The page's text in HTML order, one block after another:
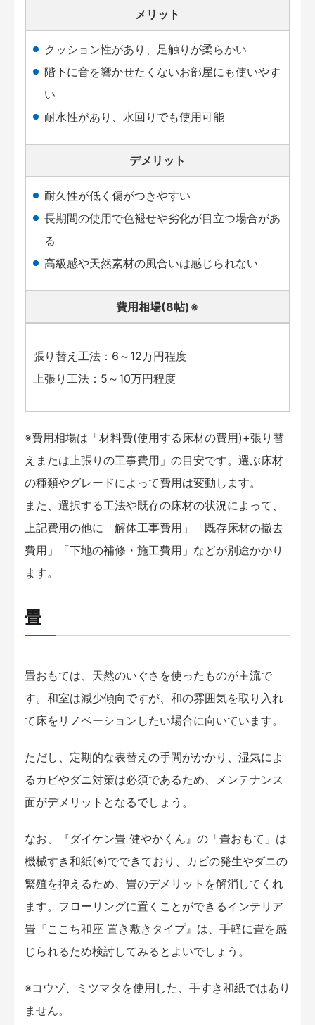
メリット
クッション性があり、足触りが柔らかい
階下に音を響かせたくないお部屋にも使いやす
い
耐水性があり、水回りでも使用可能
デメリット
耐久性が低く傷がつきやすい
長期間の使用で色褪せや劣化が目立つ場合があ
る
高級感や天然素材の風合いは感じられない
費用相場(8帖)※
張り替え工法：6～12万円程度
上張り工法：5～10万円程度
※費用相場は「材料費(使用する床材の費用)+張り替
えまたは上張りの工事費用」の目安です。選ぶ床材
の種類やグレードによって費用は変動します。
また、選択する工法や既存の床材の状況によって、
上記費用の他に「解体工事費用」「既存床材の撤去
費用」「下地の補修・施工費用」などが別途かかり
ます。
畳
畳おもては、天然のいぐさを使ったものが主流で
す。和室は減少傾向ですが、和の雰囲気を取り入れ
て床をリノベーションしたい場合に向いています。
ただし、定期的な表替えの手間がかかり、湿気によ
るカビやダニ対策は必須であるため、メンテナンス
面がデメリットとなるでしょう。
なお、『ダイケン畳 健やかくん』の「畳おもて」は
機械すき和紙(※)でできており、カビの発生やダニの
繁殖を抑えるため、畳のデメリットを解消してくれ
ます。フローリングに置くことができるインテリア
畳『ここち和座 置き敷きタイプ』は、手軽に畳を感
じられるため検討してみるとよいでしょう。
※コウゾ、ミツマタを使用した、手すき和紙ではあり
ません。